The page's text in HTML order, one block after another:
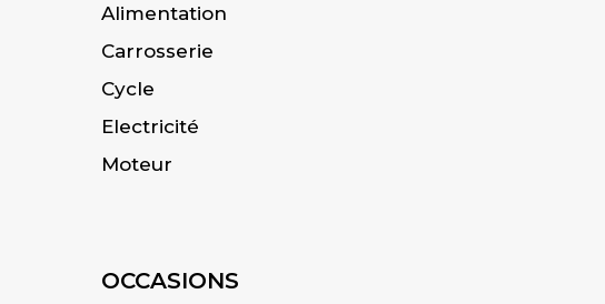
Alimentation
Carrosserie
Cycle
Electricité
Moteur
OCCASIONS